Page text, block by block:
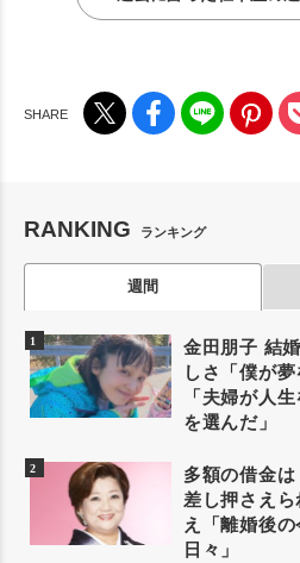
RANKING ランキング
週間
金田朋子 結
しさ「僕が
「夫婦が人
を選んだ」
多額の借金
差し押さえ
え「離婚後
日々」